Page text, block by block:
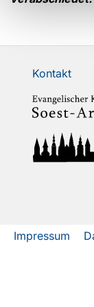
Kontakt
Impressum